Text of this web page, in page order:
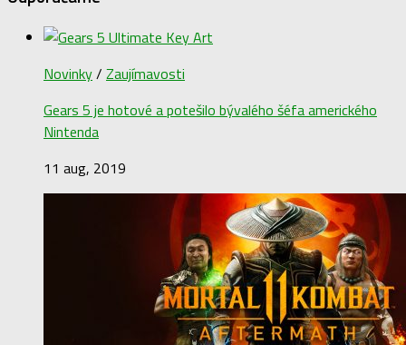
Novinky/ Zaujímavosti
Gears 5 je hotové a potešilo bývalého šéfa amerického
Nintenda
11 aug, 2019